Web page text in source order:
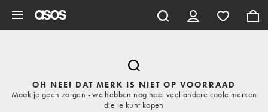
OH NEE! DAT MERK IS NIET OP VOORRAAD
Maak je geen zorgen - we hebben nog heel veel andere coole merken
die je kunt kopen